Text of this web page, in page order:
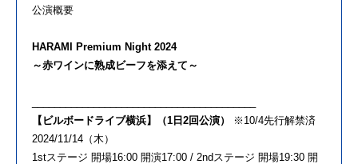
公演概要
HARAMI Premium Night 2024
～赤ワインに熟成ビーフを添えて～
【ビルボードライブ横浜】（1日2回公演）
※10/4先行解禁済
2024/11/14（木）
1stステージ 開場16:00 開演17:00 / 2ndステージ 開場19:30 開